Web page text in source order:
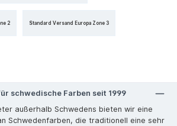
2 Standard Versand Europa Zone 3
schwedische Farben seit 1999
außerhalb Schwedens bieten wir eine
Schwedenfarben, die traditionell eine sehr